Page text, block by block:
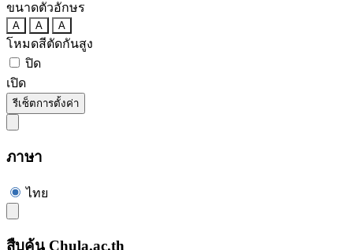
ขนาดตัวอักษร
A A A
โหมดสีตัดกันสูง
ปิด
เปิด
รีเซ็ตการตั้งค่า
ภาษา
ไทย
สืบค้น Chula.ac.th